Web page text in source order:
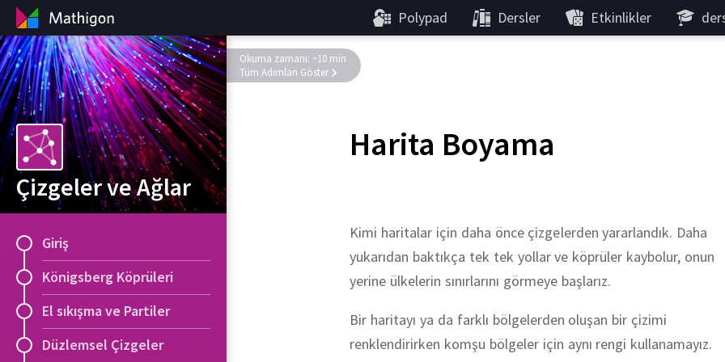
Polypad Dersler Etkinlikler
Çizgeler ve Ağlar
Giriş
Königsberg Köprüleri
El sıkışma ve Partiler
Düzlemsel Çizgeler
Harita Boyama
Okuma zamanı: ~10 min
Tüm Adımları Göster
Kimi haritalar için daha önce çizgelerden yararlandık. Daha
yukarıdan baktıkça tek tek yollar ve köprüler kaybolur, onun
yerine ülkelerin sınırlarını görmeye başlarız.
Bir haritayı ya da farklı bölgelerden oluşan bir çizimi
renklendirirken komşu bölgeler için aynı rengi kullanamayız.